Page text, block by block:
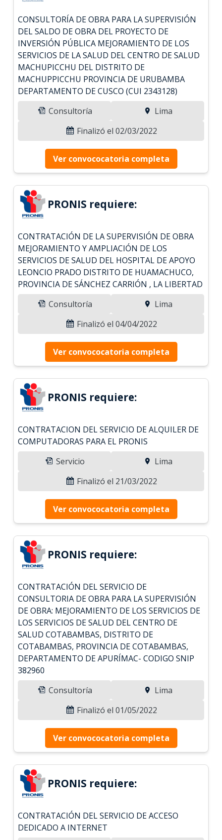
CONSULTORÍA DE OBRA PARA LA SUPERVISIÓN
DEL SALDO DE OBRA DEL PROYECTO DE
INVERSIÓN PÚBLICA MEJORAMIENTO DE LOS
SERVICIOS DE LA SALUD DEL CENTRO DE SALUD
MACHUPICCHU DEL DISTRITO DE
MACHUPPICCHU PROVINCIA DE URUBAMBA
DEPARTAMENTO DE CUSCO (CUI 2343128)
Consultoría
Lima
Finalizó el 02/03/2022
Ver convococatoria completa
PRONIS requiere:
CONTRATACIÓN DE LA SUPERVISIÓN DE OBRA
MEJORAMIENTO Y AMPLIACIÓN DE LOS
SERVICIOS DE SALUD DEL HOSPITAL DE APOYO
LEONCIO PRADO DISTRITO DE HUAMACHUCO,
PROVINCIA DE SÁNCHEZ CARRIÓN , LA LIBERTAD
Consultoría
Lima
Finalizó el 04/04/2022
Ver convococatoria completa
PRONIS requiere:
CONTRATACION DEL SERVICIO DE ALQUILER DE
COMPUTADORAS PARA EL PRONIS
Servicio
Lima
Finalizó el 21/03/2022
Ver convococatoria completa
PRONIS requiere:
CONTRATACIÓN DEL SERVICIO DE
CONSULTORIA DE OBRA PARA LA SUPERVISIÓN
DE OBRA: MEJORAMIENTO DE LOS SERVICIOS DE
LOS SERVICIOS DE SALUD DEL CENTRO DE
SALUD COTABAMBAS, DISTRITO DE
COTABAMBAS, PROVINCIA DE COTABAMBAS,
DEPARTAMENTO DE APURÍMAC- CODIGO SNIP
382960
Consultoría
Lima
Finalizó el 01/05/2022
Ver convococatoria completa
PRONIS requiere:
CONTRATACIÓN DEL SERVICIO DE ACCESO
DEDICADO A INTERNET